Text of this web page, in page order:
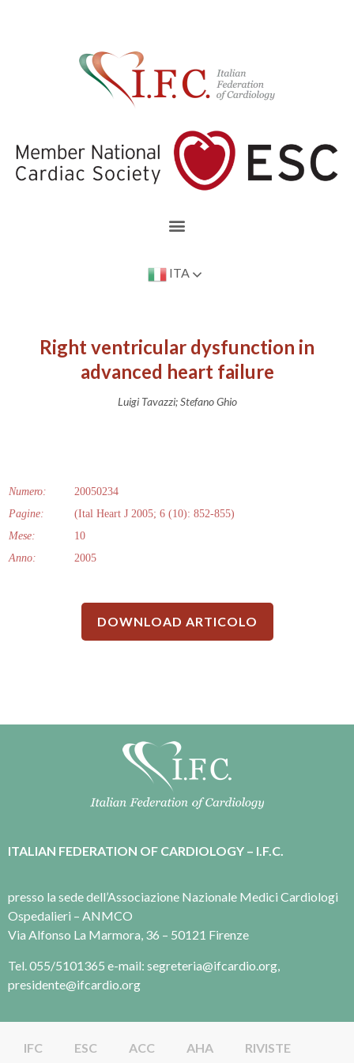
ITA
Right ventricular dysfunction in
advanced heart failure
Luigi Tavazzi; Stefano Ghio
Numero:
20050234
Pagine:
(Ital Heart J 2005; 6 (10): 852-855)
Mese:
10
Anno:
2005
DOWNLOAD ARTICOLO
ITALIAN FEDERATION OF CARDIOLOGY – I.F.C.
presso la sede dell’Associazione Nazionale Medici Cardiologi
Ospedalieri – ANMCO
Via Alfonso La Marmora, 36 – 50121 Firenze
Tel. 055/5101365 e-mail: segreteria@ifcardio.org,
presidente@ifcardio.org
IFC ESC ACC AHA RIVISTE